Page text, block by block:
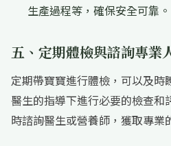
生產過程等，確保安全可靠。
五、定期體檢與諮詢專業
定期帶寶寶進行體檢，可以及時
醫生的指導下進行必要的檢查和
時諮詢醫生或營養師，獲取專業